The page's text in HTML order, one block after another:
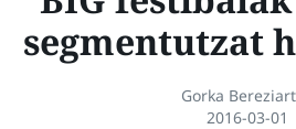
segmentutzat
Gorka
2016-03-01